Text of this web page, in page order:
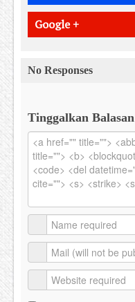
Google +
No Responses
Tinggalkan Balasan